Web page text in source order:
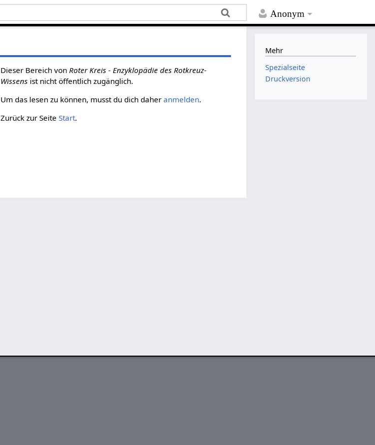
Anonym
Dieser Bereich von Roter Kreis - Enzyklopädie des Rotkreuz-
Wissens ist nicht öffentlich zugänglich.
Um das lesen zu können, musst du dich daher anmelden.
Zurück zur Seite Start.
Mehr
Spezialseite
Druckversion